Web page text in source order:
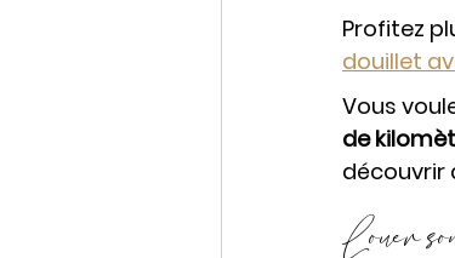
Profitez
douillet
Vous
de
découvrir
Louer